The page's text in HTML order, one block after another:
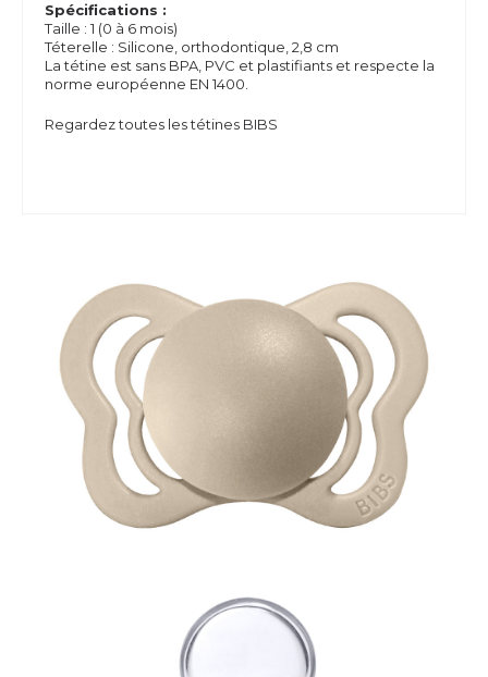
Spécifications :
Taille : 1 (0 à 6 mois)
Téterelle : Silicone, orthodontique, 2,8 cm
La tétine est sans BPA, PVC et plastifiants et respecte la
norme européenne EN 1400.
Regardez toutes les tétines BIBS